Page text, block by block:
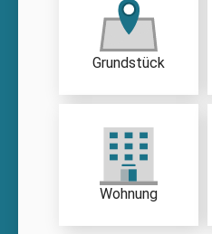
Grundstück
Wohnung